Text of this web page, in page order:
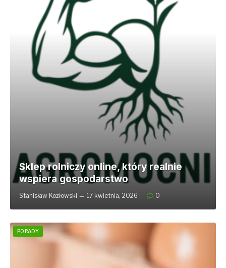
Sklep rolniczy online, który realnie
wspiera gospodarstwo
Stanisław Kozłowski 17 kwietnia, 2026 0
PORADY